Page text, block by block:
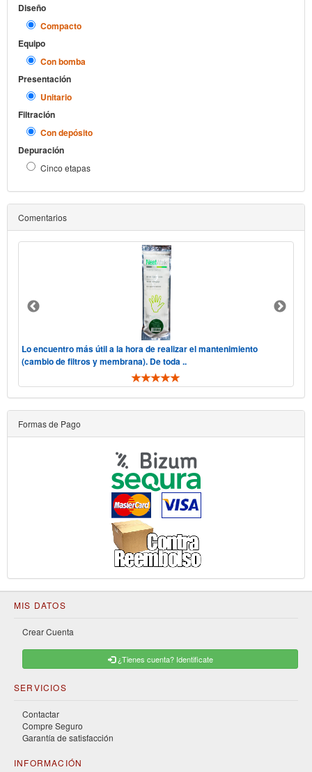
Diseño
Compacto
Equipo
Con bomba
Presentación
Unitario
Filtración
Con depósito
Depuración
Cinco etapas
Comentarios
Lo encuentro más útil a la hora de realizar el mantenimiento
(cambio de filtros y membrana). De toda ..
Formas de Pago
MIS DATOS
Crear Cuenta
¿Tienes cuenta? Identificate
SERVICIOS
Contactar
Compre Seguro
Garantía de satisfacción
INFORMACIÓN